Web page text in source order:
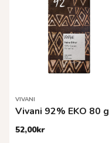
VIVANI
Vivani 92% EKO 80 g
52,00kr